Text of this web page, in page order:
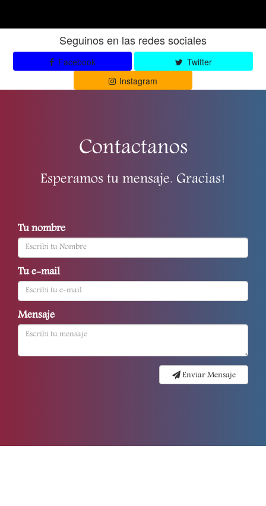
Seguinos en las redes sociales
Facebook
Twitter
Instagram
Contactanos
Esperamos tu mensaje. Gracias!
Tu nombre
Tu e-mail
Mensaje
Enviar Mensaje